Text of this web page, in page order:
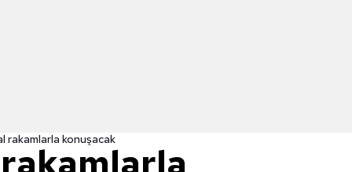
rakamlarla konuşacak